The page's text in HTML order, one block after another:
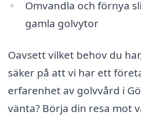
Omvandla och förnya
gamla golvytor
Oavsett vilket behov du
säker på att vi har ett
erfarenhet av golvvård i
vänta? Börja din resa mot